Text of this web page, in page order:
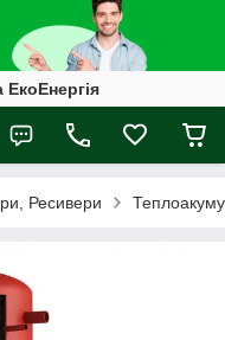
Ресивери